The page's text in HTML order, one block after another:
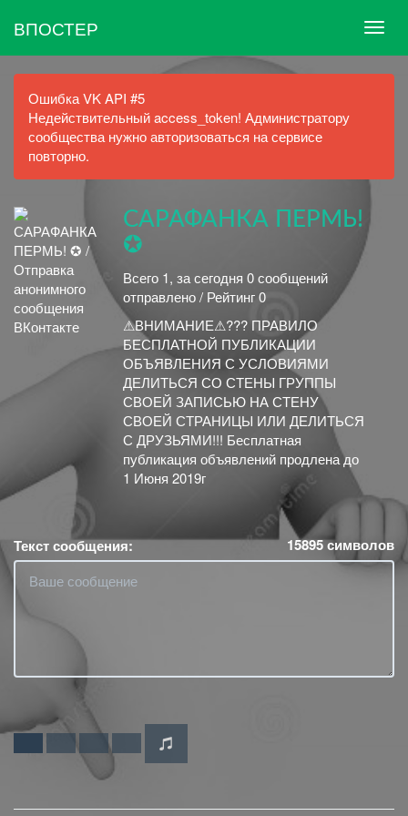
ВПОСТЕР
Ошибка VK API #5
Недействительный access_token! Администратору
сообщества нужно авторизоваться на сервисе
повторно.
САРАФАНКА ПЕРМЬ!
✪
Всего 1, за сегодня 0 сообщений
отправлено / Рейтинг 0
⚠ВНИМАНИЕ⚠??? ПРАВИЛО
БЕСПЛАТНОЙ ПУБЛИКАЦИИ
ОБЪЯВЛЕНИЯ С УСЛОВИЯМИ
ДЕЛИТЬСЯ СО СТЕНЫ ГРУППЫ
СВОЕЙ ЗАПИСЬЮ НА СТЕНУ
СВОЕЙ СТРАНИЦЫ ИЛИ ДЕЛИТЬСЯ
С ДРУЗЬЯМИ!!! Бесплатная
публикация объявлений продлена до
1 Июня 2019г
Текст сообщения: 15895символов